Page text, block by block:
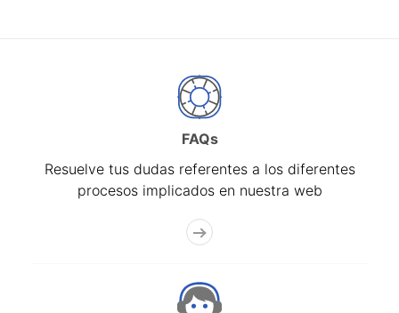
FAQs
Resuelve tus dudas referentes a los diferentes
procesos implicados en nuestra web